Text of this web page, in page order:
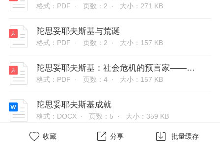
格式：PDF · 页数：2 · 大小：271 KB
陀思妥耶夫斯基与荒诞
格式：PDF · 页数：2 · 大小：157 KB
陀思妥耶夫斯基：社会危机的预言家——陀思妥耶夫斯基的创作主题与现代派文学
格式：PDF · 页数：4 · 大小：157 KB
陀思妥耶夫斯基成就
格式：DOCX · 页数：5 · 大小：359 KB
 收藏  分享  批量缓存